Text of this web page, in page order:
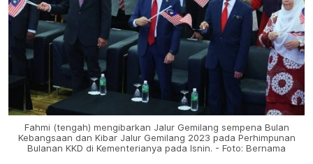
Fahmi (tengah) mengibarkan Jalur Gemilang sempena Bulan
Kebangsaan dan Kibar Jalur Gemilang 2023 pada Perhimpunan
Bulanan KKD di Kementerianya pada Isnin. - Foto: Bernama